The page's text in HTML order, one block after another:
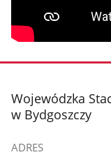
stopka
Wojewódzka
w Bydgoszczy
ADRES